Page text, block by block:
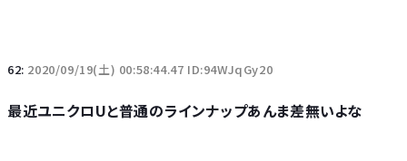
62: 2020/09/19(土) 00:58:44.47 ID:94WJqGy20
最近ユニクロUと普通のラインナップあんま差無いよな